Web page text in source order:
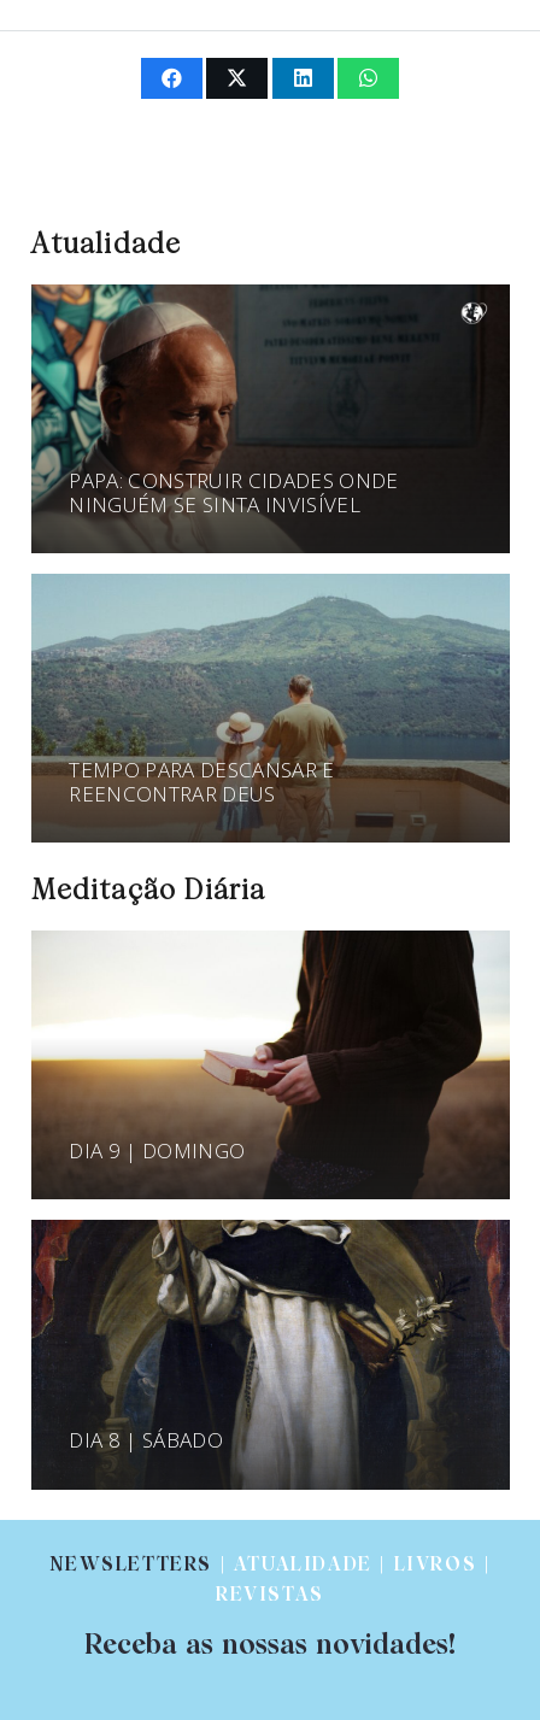
Atualidade
PAPA: CONSTRUIR CIDADES ONDE
NINGUÉM SE SINTA INVISÍVEL
TEMPO PARA DESCANSAR E
REENCONTRAR DEUS
Meditação Diária
DIA 9 | DOMINGO
DIA 8 | SÁBADO
NEWSLETTERS
| ATUALIDADE | LIVROS |
REVISTAS
Receba as nossas novidades!